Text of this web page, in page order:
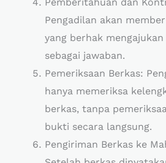
Pengadilan akan
yang berhak
sebagai jawaban.
Pemeriksaan Berkas:
hanya memeriksa
berkas, tanpa
bukti secara langsung.
Pengiriman Berkas ke